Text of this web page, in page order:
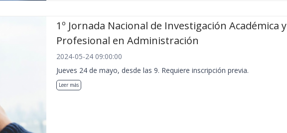
1º Jornada Nacional de Investigación Académica y
Profesional en Administración
2024-05-24 09:00:00
Jueves 24 de mayo, desde las 9. Requiere inscripción previa.
Leer más